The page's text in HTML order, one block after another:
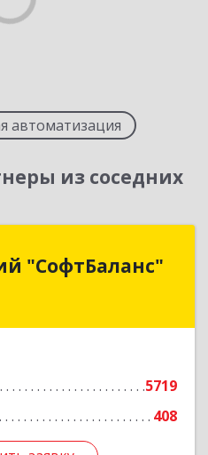
автоматизация
из соседних
"СофтБаланс"
5719
408
"СофтБаланс"
г, Заневский пр-кт,